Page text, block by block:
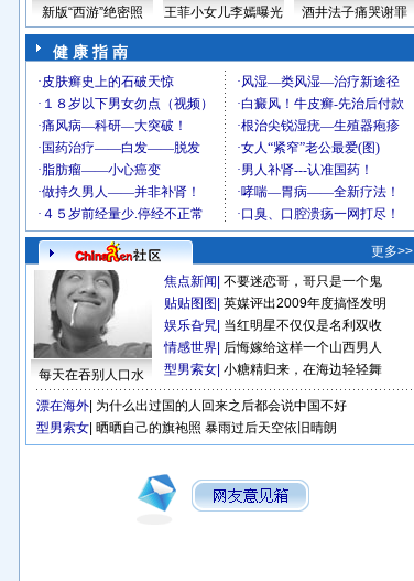
新版“西游”绝密照 王菲小女儿李嫣曝光 酒井法子痛哭谢罪
健 康 指 南
更多>>
每天在吞别人口水
焦点新闻 不要迷恋哥，哥只是一个鬼
贴贴图图 英媒评出2009年度搞怪发明
娱乐旮旯 当红明星不仅仅是名利双收
情感世界 后悔嫁给这样一个山西男人
型男索女 小糖精归来，在海边轻轻舞
漂在海外 为什么出过国的人回来之后都会说中国不好
型男索女 晒晒自己的旗袍照 暴雨过后天空依旧晴朗